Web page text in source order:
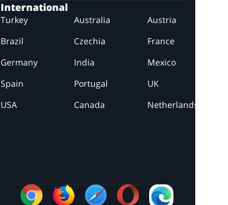
International
Turkey Australia
Austria
Brazil
Czechia
France
Germany
India
Mexico
Spain
Portugal
UK
USA
Canada Netherlands